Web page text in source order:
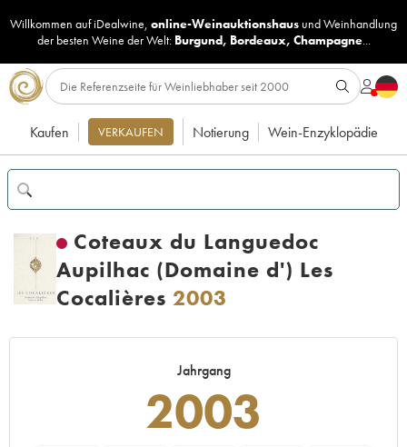
Willkommen auf iDealwine, online-Weinauktionshaus undWeinhandlung
der besten Weine der Welt: Burgund, Bordeaux, Champagne...
Kaufen VERKAUFEN Notierung Wein-Enzyklopädie
Coteaux du Languedoc
Aupilhac (Domaine d') Les
Cocalières 2003
Jahrgang
2003